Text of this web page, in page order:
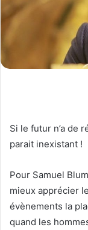
Si le futur n’a de
parait inexistant !
Pour Samuel
mieux apprécier
évènements la
quand les